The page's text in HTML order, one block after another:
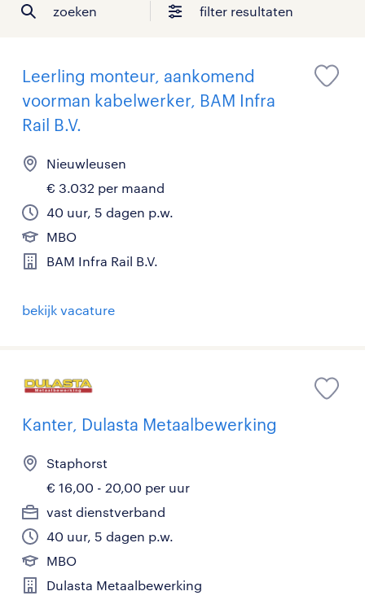
zoeken filter resultaten
Leerling monteur, aankomend
voorman kabelwerker, BAM Infra
Rail B.V.
Nieuwleusen
€ 3.032 per maand
40 uur, 5 dagen p.w.
MBO
BAM Infra Rail B.V.
bekijk vacature
Kanter, Dulasta Metaalbewerking
Staphorst
€ 16,00 - 20,00 per uur
vast dienstverband
40 uur, 5 dagen p.w.
MBO
Dulasta Metaalbewerking